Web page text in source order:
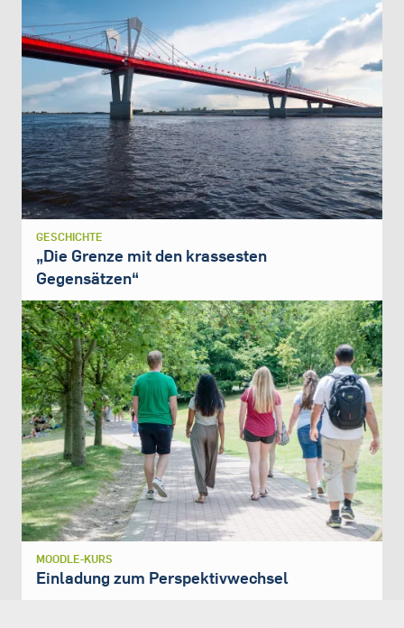
GESCHICHTE
„Die Grenze mit den krassesten
Gegensätzen“
MOODLE-KURS
Einladung zum Perspektivwechsel